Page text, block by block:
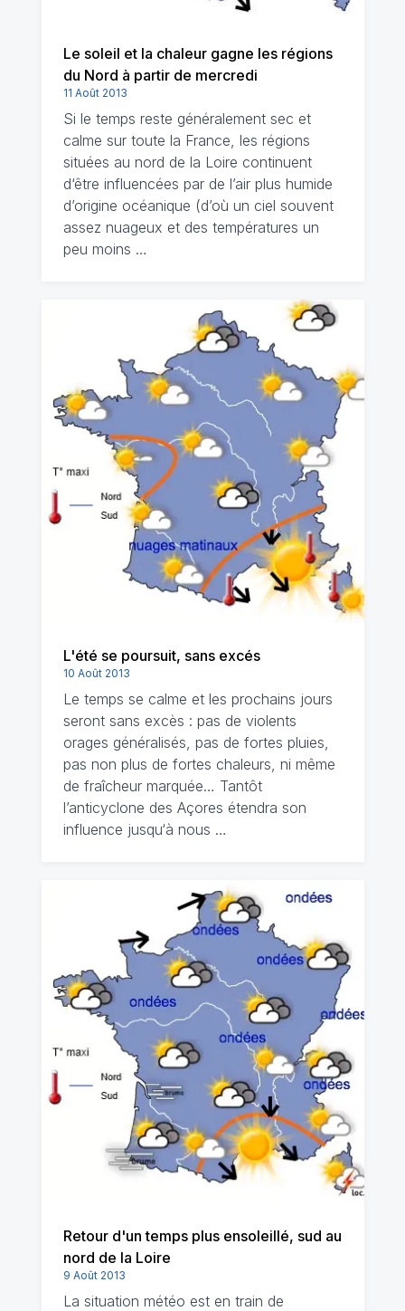
Le soleil et la chaleur gagne les régions
du Nord à partir de mercredi
11 Août 2013
Si le temps reste généralement sec et
calme sur toute la France, les régions
situées au nord de la Loire continuent
d‘être influencées par de l’air plus humide
d’origine océanique (d’où un ciel souvent
assez nuageux et des températures un
peu moins …
L'été se poursuit, sans excés
10 Août 2013
Le temps se calme et les prochains jours
seront sans excès : pas de violents
orages généralisés, pas de fortes pluies,
pas non plus de fortes chaleurs, ni même
de fraîcheur marquée… Tantôt
l’anticyclone des Açores étendra son
influence jusqu‘à nous …
Retour d'un temps plus ensoleillé, sud au
nord de la Loire
9 Août 2013
La situation météo est en train de